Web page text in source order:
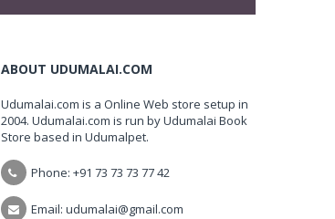
ABOUT UDUMALAI.COM
Udumalai.com is a Online Web store setup in
2004. Udumalai.com is run by Udumalai Book
Store based in Udumalpet.
Phone: +91 73 73 73 77 42
Email: udumalai@gmail.com